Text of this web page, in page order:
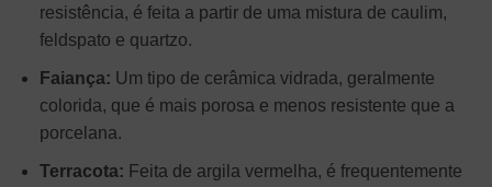
resistência, é feita a partir de uma mistura de caulim,
feldspato e quartzo.
Faiança: Um tipo de cerâmica vidrada, geralmente
colorida, que é mais porosa e menos resistente que a
porcelana.
Terracota: Feita de argila vermelha, é frequentemente